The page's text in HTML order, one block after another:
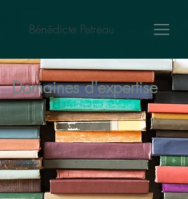
Bénédicte Petreau
Domaines d'expertise